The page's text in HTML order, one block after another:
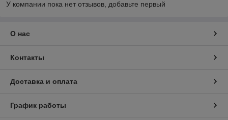
У компании пока нет отзывов, добавьте первый
О нас
Контакты
Доставка и оплата
График работы